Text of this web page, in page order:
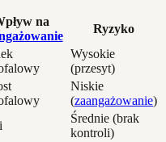
na
Ryzyko
Wysokie
(przesyt)
Niskie
(zaangażowanie)
Średnie (brak
kontroli)